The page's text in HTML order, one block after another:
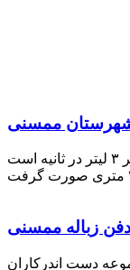
شهرستان ممسنی
احیای این قنات به گفته علیرضا ظهیر امامی رئیس کانون کارآفرینی فارس با بهره گیری از دانش و تجربه دکتر مرتضی تفتی پیشکسوت قنات های ایران انجام شد.دبی آب قنات مورد نظر ۳ لیتر در ثانیه است
زباله ممسنی
دست اندرکاران